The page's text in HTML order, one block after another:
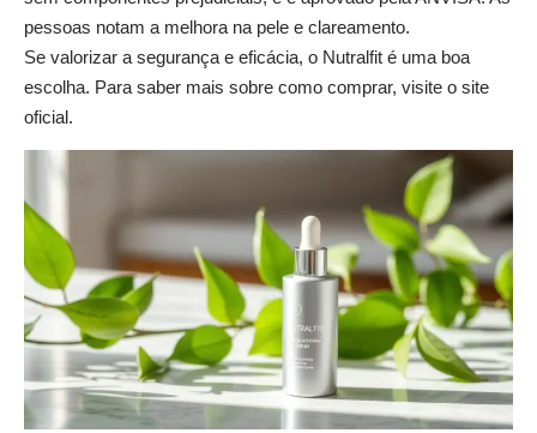
pessoas notam a melhora na pele e clareamento.
Se valorizar a segurança e eficácia, o Nutralfit é uma boa
escolha. Para saber mais sobre como comprar, visite o site
oficial.